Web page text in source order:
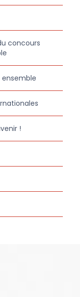
concours
ensemble
!